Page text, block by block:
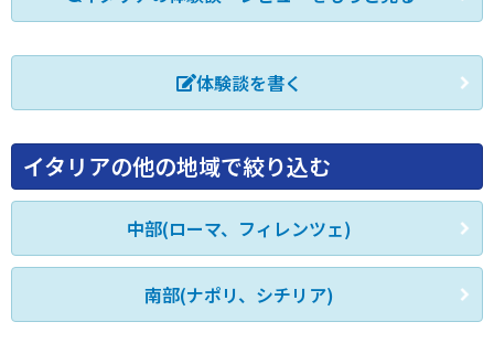
体験談を書く
イタリアの他の地域で絞り込む
中部(ローマ、フィレンツェ)
南部(ナポリ、シチリア)